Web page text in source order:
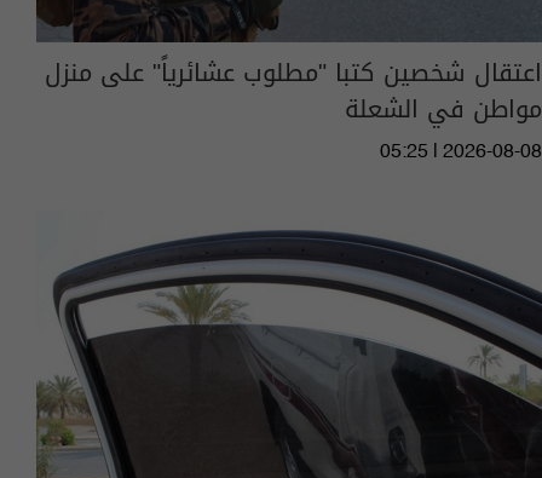
اعتقال شخصين كتبا "مطلوب عشائرياً" على منزل
مواطن في الشعلة
05:25 | 2026-08-08